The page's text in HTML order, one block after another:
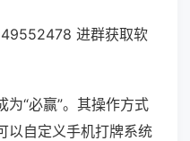
进群获取软
“必赢”。其操作方式
以自定义手机打牌系统